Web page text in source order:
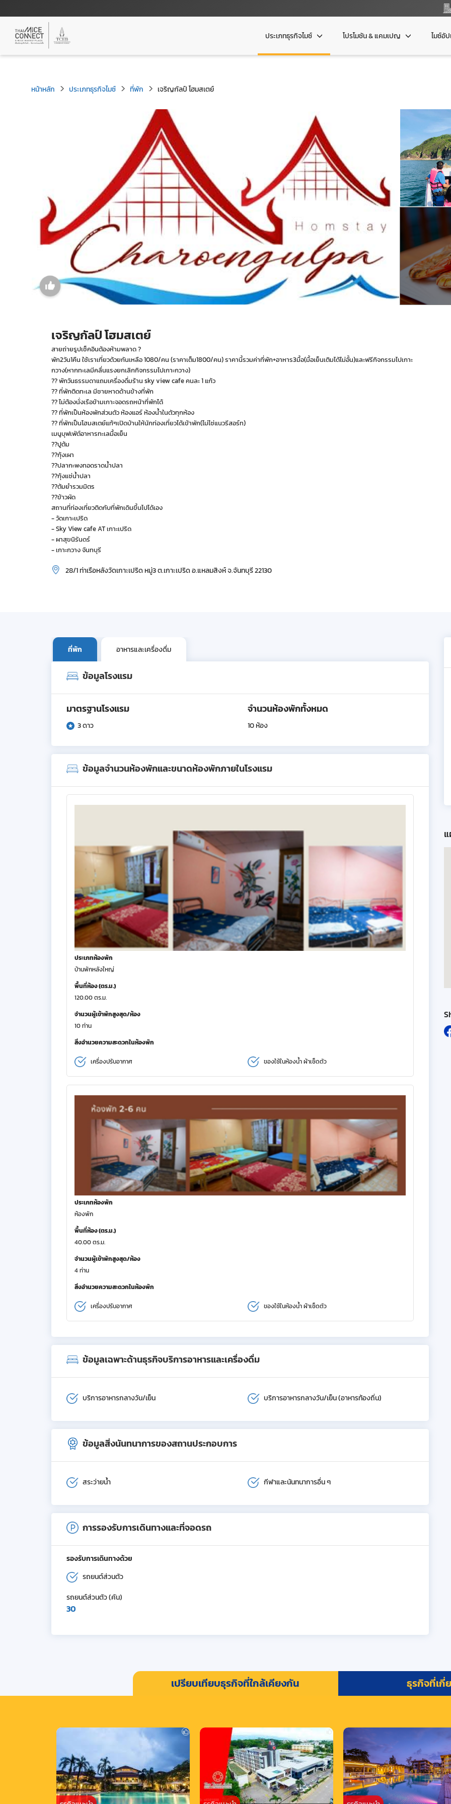
ประเภทธุรกิจไมซ์ โปรโมชัน & แคมเปญ ไมซ์อั
หน้าหลัก ประเภทธุรกิจไมซ์ ที่พัก เจริญกัลป์ โฮมสเตย์
เจริญกัลป์ โฮมสเตย์
สายถ่ายรูปเช็คอินต้องห้ามพลาด ?
พัก2วัน1คืน ใช้เราเที่ยวด้วยกันเหลือ 1080/คน (ราคาเต็ม1800/คน) ราคานี้รวมค่าที่พัก+อาหาร3มื้อ(มื้อเย็นเติมได้ไม่อั้น)และฟรีกิจกรรมไปเกาะ
กวาง(หากทะเลมีคลื่นแรงยกเลิกกิจกรรมไปเกาะกวาง)
?? พักวันธรรมดาแถมเครื่องดื่มร้าน sky view cafe คนละ 1 แก้ว
?? ที่พักติดทะเล มีชายหาดด้านข้างที่พัก
?? ไม่ต้องนั่งเรือข้ามเกาะจอดรถหน้าที่พักได้
?? ที่พักเป็นห้องพักส่วนตัว ห้องแอร์ ห้องน้ำในตัวทุกห้อง
?? ที่พักเป็นโฮมสเตย์แท้ๆเปิดบ้านให้นักท่องเที่ยวได้เข้าพัก(ไม่ไช่แนวรีสอร์ท)
เมนูบุฟเฟ่ต์อาหารทะเลมื้อเย็น
??ปูต้ม
??กุ้งเผา
??ปลากะพงทอดราดน้ำปลา
??กุ้งแช่น้ำปลา
??ต้มยำรวมมิตร
??ข้าวผัด
สถานที่ท่องเที่ยวติดกับที่พักเดินขึ้นไปได้เอง
- วัดเกาะเปริด
- Sky View cafe AT เกาะเปริด
- ผาสุขนิรันดร์
- เกาะกวาง จันทบุรี
28/1 ท่าเรือหลังวัดเกาะเปริด หมู่3 ต.เกาะเปริด อ.แหลมสิงห์ จ.จันทบุรี 22130
ที่พัก อาหารและเครื่องดื่ม
ข้อมูลโรงแรม
มาตรฐานโรงแรม
3 ดาว
จำนวนห้องพักทั้งหมด
10 ห้อง
ข้อมูลจำนวนห้องพักและขนาดห้องพักภายในโรงแรม
ประเภทห้องพัก
บ้านพักหลังใหญ่
พื้นที่ห้อง (ตร.ม.)
120.00 ตร.ม.
จำนวนผู้เข้าพักสูงสุด/ห้อง
10 ท่าน
สิ่งอำนวยความสะดวกในห้องพัก
เครื่องปรับอากาศ ของใช้ในห้องน้ำ ผ้าเช็ดตัว
ประเภทห้องพัก
ห้องพัก
พื้นที่ห้อง (ตร.ม.)
40.00 ตร.ม.
จำนวนผู้เข้าพักสูงสุด/ห้อง
4 ท่าน
สิ่งอำนวยความสะดวกในห้องพัก
เครื่องปรับอากาศ ของใช้ในห้องน้ำ ผ้าเช็ดตัว
ข้อมูลเฉพาะด้านธุรกิจบริการอาหารและเครื่องดื่ม
บริการอาหารกลางวัน/เย็น บริการอาหารกลางวัน/เย็น (อาหารท้องถิ่น)
ข้อมูลสิ่งนันทนาการของสถานประกอบการ
สระว่ายน้ำ กีฬาและนันทนาการอื่น ๆ
การรองรับการเดินทางและที่จอดรถ
รองรับการเดินทางด้วย
รถยนต์ส่วนตัว
รถยนต์ส่วนตัว (คัน)
30
เปรียบเทียบธุรกิจที่ใกล้เคียงกัน ธุรกิจที่เกี่